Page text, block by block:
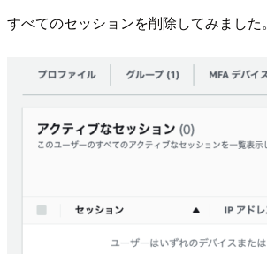
すべてのセッションを削除してみました。